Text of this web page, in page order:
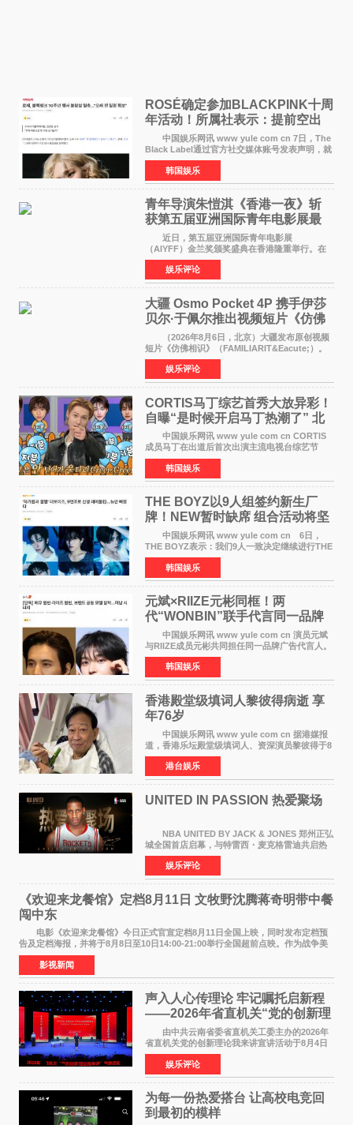
ROSÉ确定参加BLACKPINK十周
年活动！所属社表示：提前空出
了时间
中国娱乐网讯 www yule com cn 7日，The
Black Label通过官方社交媒体账号发表声明，就
近期网络上关于ROS&Eacute;个人行程及是否参
加BLACKPINK出道纪念活动的种种猜测作出正
式回应。 Th
韩国娱乐
青年导演朱愷淇《香港一夜》斩
获第五届亚洲国际青年电影展最
佳剧本改编奖
近日，第五届亚洲国际青年电影展
（AIYFF）金兰奖颁奖盛典在香港隆重举行。在
这场汇聚数百位海内外电影人、文化界人士及媒
体代表的亚洲青年影视盛会上，香港本土电影
《香港一夜》（Dawn in Ho
娱乐评论
大疆 Osmo Pocket 4P 携手伊莎
贝尔·于佩尔推出视频短片《仿佛
相识》
（2026年8月6日，北京）大疆发布原创视频
短片《仿佛相识》（FAMILIARIT&Eacute;）。
视频短片由戛纳国际电影节最佳女演员伊莎贝尔·
于佩尔（Isabelle Huppert）主演，全程使用大
疆首款双主摄口
娱乐评论
CORTIS马丁综艺首秀大放异彩！
自曝“是时候开启马丁热潮了” 北
美巡演火热进行中
中国娱乐网讯 www yule com cn CORTIS
成员马丁在出道后首次出演主流电视台综艺节
目，展现了多才多艺的魅力。 马丁出演了5日
播出的MBC《Radio Star》Fashion与Passion
之间，I&lsquo;m
韩国娱乐
THE BOYZ以9人组签约新生厂
牌！NEW暂时缺席 组合活动将坚
定不移继续
中国娱乐网讯 www yule com cn 6日，
THE BOYZ表示：我们9人一致决定继续进行THE
BOYZ组合活动，并且已经完成了组合团体活动
签约。目前正在新生厂牌下进行活动准备。尚未
离开THE BOYZ原所
韩国娱乐
元斌×RIIZE元彬同框！两
代“WONBIN”联手代言同一品牌
颜值天花板合体
中国娱乐网讯 www yule com cn 演员元斌
与RIIZE成员元彬共同担任同一品牌广告代言人。
6日据独家报道，继演员元斌之后，RIIZE元彬最
近也被选为某在线中介平台A公司的共同广告代言
人，两人将作
韩国娱乐
香港殿堂级填词人黎彼得病逝 享
年76岁​
中国娱乐网讯 www yule com cn 据港媒报
道，香港乐坛殿堂级填词人、资深演员黎彼得于8
月5日上午因病离世，终年76岁。好友钟志光透
露，黎彼得今年3月中风后便卧床休养，身体机能
持续衰退，最
港台娱乐
UNITED IN PASSION 热爱聚场
NBA UNITED BY JACK & JONES 郑州正弘
城全国首店启幕，与特雷西・麦克格雷迪共启热
爱 2026 年7 月21 日，
NBAUNITEDBYJACK&JONES 全国首店，于郑
州正弘城正式启幕。NBA 传奇球星
娱乐评论
《欢迎来龙餐馆》定档8月11日 文牧野沈腾蒋奇明带中餐
闯中东
电影《欢迎来龙餐馆》今日正式官宣定档8月11日全国上映，同时发布定档预
告及定档海报，并将于8月8日至10日14:00-21:00举行全国超前点映。作为战争美
食大片，影片讲述的是中国厨师徐福（沈腾
影视新闻
声入人心传理论 牢记嘱托启新程
——2026年省直机关“党的创新理
论我来讲”宣讲活动圆满落幕
由中共云南省委省直机关工委主办的2026年
省直机关党的创新理论我来讲宣讲活动于8月4日
至5日在昆明举办。活动以 "牢记嘱托 感恩奋进
开创云南发展新局面 "为主题，坚持以新时代中国
特色社会主义
娱乐评论
为每一份热爱搭台 让高校电竞回
到最初的模样